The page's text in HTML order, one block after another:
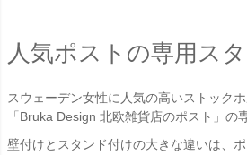
人気ポストの専用ス
スウェーデン女性に人気の高いストック
「Bruka Design 北欧雑貨店のポスト」の
壁付けとスタンド付けの大きな違いは、